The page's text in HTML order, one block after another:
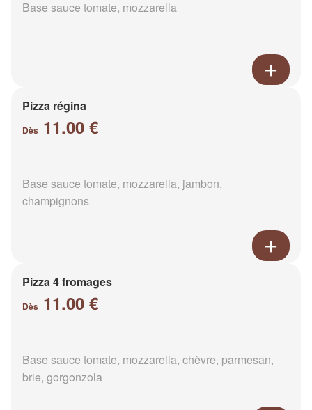
Base sauce tomate, mozzarella
Pizza régina
Dès 11.00 €
Base sauce tomate, mozzarella, jambon,
champignons
Pizza 4 fromages
Dès 11.00 €
Base sauce tomate, mozzarella, chèvre, parmesan,
brie, gorgonzola